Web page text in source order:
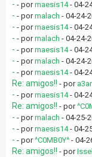
- - pormaesis14- 04-
- - pormalach - 04-24-
- - pormaesis14- 04-
- - pormalach - 04-24-
- - pormaesis14- 04-
- - pormalach - 04-24-
- - pormaesis14- 04-
Re: amigos!! - por
- - pormaesis14- 04-
Re: amigos!! - por
- - pormalach - 04-25-
- - pormaesis14- 04-
- - por^C0MB0Y^ - 04-
Re: amigos!! - por